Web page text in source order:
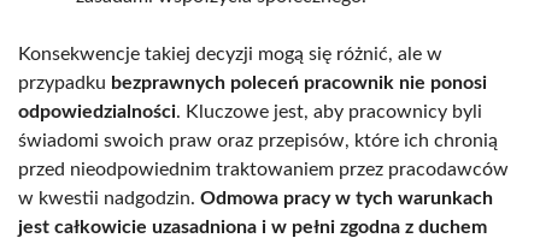
Konsekwencje takiej decyzji mogą się różnić, ale w
przypadku bezprawnych poleceń pracownik nie ponosi
odpowiedzialności. Kluczowe jest, aby pracownicy byli
świadomi swoich praw oraz przepisów, które ich chronią
przed nieodpowiednim traktowaniem przez pracodawców
w kwestii nadgodzin. Odmowa pracy w tych warunkach
jest całkowicie uzasadniona i w pełni zgodna z duchem